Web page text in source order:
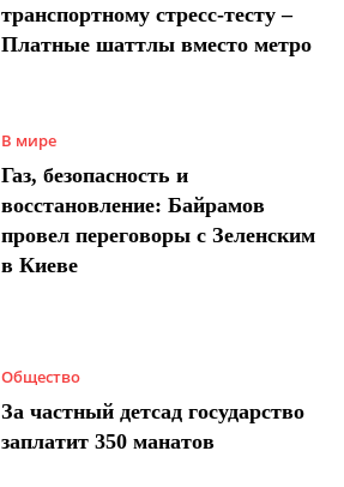
транспортному стресс-тесту –
Платные шаттлы вместо метро
В мире
Газ, безопасность и
восстановление: Байрамов
провел переговоры с Зеленским
в Киеве
Общество
За частный детсад государство
заплатит 350 манатов